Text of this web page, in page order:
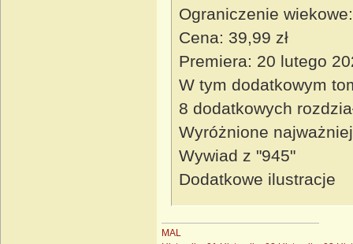
Ograniczenie
Cena: 39,99 zł
Premiera: 20 lutego
W tym dodatkowym
8 dodatkowych
Wyróżnione
Wywiad z "945"
Dodatkowe ilustracje
MAL